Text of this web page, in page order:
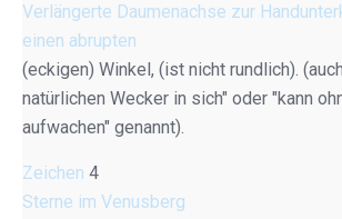
Verlängerte Daumenachse zur
einen abrupten
(eckigen) Winkel, (ist nicht rundlich).
natürlichen Wecker in sich" oder "kann
aufwachen" genannt).
Zeichen 4
Sterne im Venusberg